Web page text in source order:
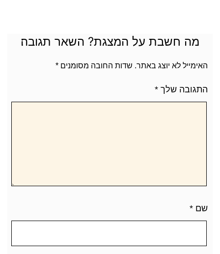
מה חשבת על המצגת? השאר תגובה׃
האימייל לא יוצג באתר. שדות החובה מסומנים *
התגובה שלך *
שם *